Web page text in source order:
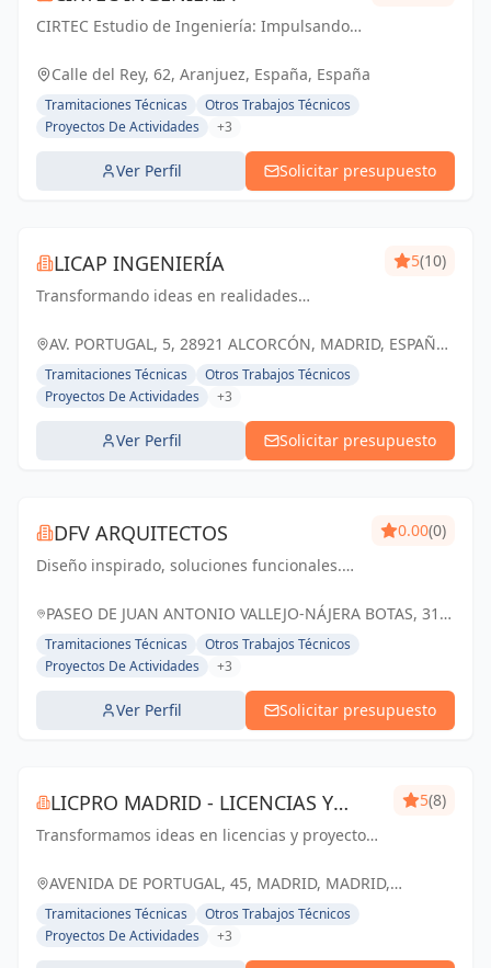
CIRTEC Estudio de Ingeniería: Impulsando
y diseño arquitectónico de vanguardia.
Calle del Rey, 62, Aranjuez, España, España
Tramitaciones Técnicas
Otros Trabajos Técnicos
Proyectos De Actividades
+3
Ver Perfil Solicitar presupuesto
LICAP INGENIERÍA
Transformando ideas en realidades
un futuro sólido y sostenible en Alcorcón y
5(10)
AV. PORTUGAL, 5, 28921 ALCORCÓN, MADRID, ESPAÑA,
España
Tramitaciones Técnicas
Otros Trabajos Técnicos
Proyectos De Actividades
+3
Ver Perfil Solicitar presupuesto
DFV ARQUITECTOS
Diseño inspirado, soluciones funcionales.
experiencias memorables
0.00(0)
PASEO DE JUAN ANTONIO VALLEJO-NÁJERA BOTAS, 31,
28005 MADRID, ESPAÑA, España
Tramitaciones Técnicas
Otros Trabajos Técnicos
Proyectos De Actividades
+3
Ver Perfil Solicitar presupuesto
LICPRO MADRID - LICENCIAS Y
PROYECTOS
Transformamos ideas en licencias y proyectos
desarrollo empresarial y arquitectónico
5(8)
AVENIDA DE PORTUGAL, 45, MADRID, MADRID,
ESPAÑA, España
Tramitaciones Técnicas
Otros Trabajos Técnicos
Proyectos De Actividades
+3